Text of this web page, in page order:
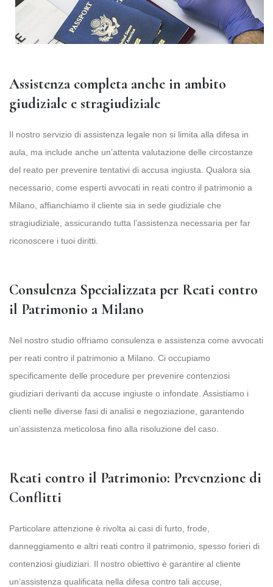
Assistenza completa anche in ambito
giudiziale e stragiudiziale
Il nostro servizio di assistenza legale non si limita alla difesa in
aula, ma include anche un’attenta valutazione delle circostanze
del reato per prevenire tentativi di accusa ingiusta. Qualora sia
necessario, come esperti avvocati in reati contro il patrimonio a
Milano, affianchiamo il cliente sia in sede giudiziale che
stragiudiziale, assicurando tutta l’assistenza necessaria per far
riconoscere i tuoi diritti.
Consulenza Specializzata per Reati contro
il Patrimonio a Milano
Nel nostro studio offriamo consulenza e assistenza come avvocati
per reati contro il patrimonio a Milano. Ci occupiamo
specificamente delle procedure per prevenire contenziosi
giudiziari derivanti da accuse ingiuste o infondate. Assistiamo i
clienti nelle diverse fasi di analisi e negoziazione, garantendo
un’assistenza meticolosa fino alla risoluzione del caso.
Reati contro il Patrimonio: Prevenzione di
Conflitti
Particolare attenzione è rivolta ai casi di furto, frode,
danneggiamento e altri reati contro il patrimonio, spesso forieri di
contenziosi giudiziari. Il nostro obiettivo è garantire al cliente
un’assistenza qualificata nella difesa contro tali accuse,